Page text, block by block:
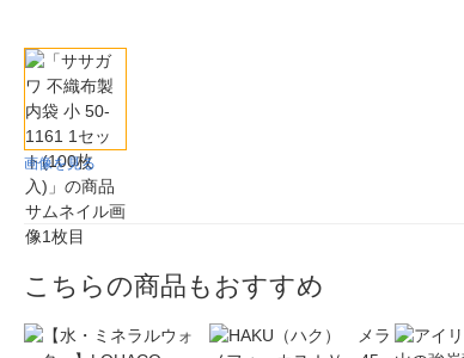
画像を見る
こちらの商品もおすすめ